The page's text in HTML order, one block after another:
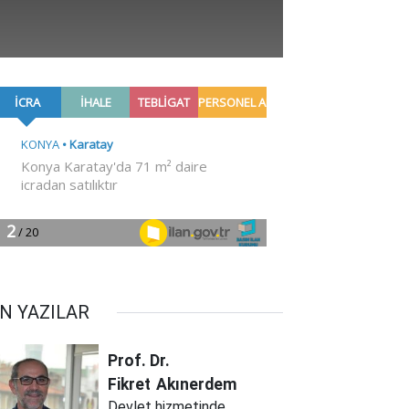
YAZILAR
Prof. Dr.
Fikret Akınerdem